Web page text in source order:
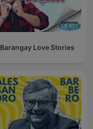
Barangay Love Stories